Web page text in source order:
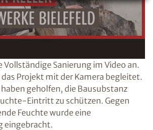
Vollständige Sanierung im Video an.
das Projekt mit der Kamera begleitet.
geholfen, die Bausubstanz
Eintritt zu schützen. Gegen
Feuchte wurde eine
eingebracht.